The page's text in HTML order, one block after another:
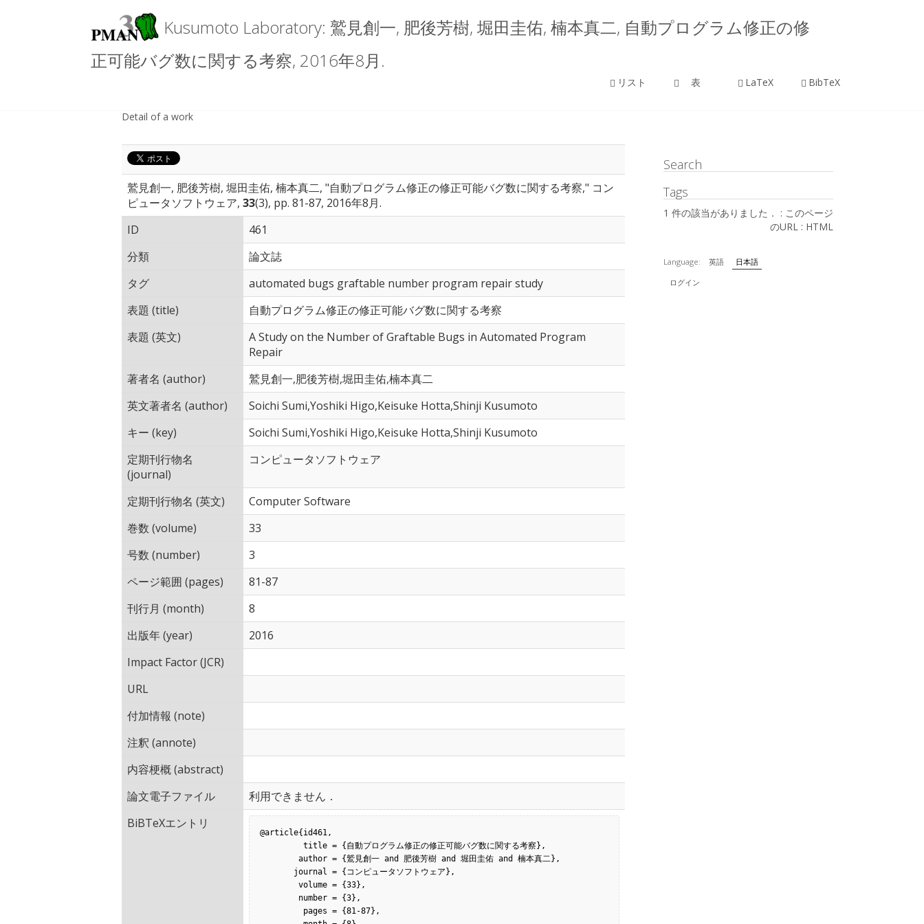
Kusumoto Laboratory: 鷲見創一, 肥後芳樹, 堀田圭佑, 楠本真二, 自動プログラム修正の修
正可能バグ数に関する考察, 2016年8月.
リスト 表 LaTeX BibTeX
Detail of a work
鷲見創一, 肥後芳樹, 堀田圭佑, 楠本真二, "自動プログラム修正の修正可能バグ数に関する考察," コン
ピュータソフトウェア, 33(3), pp. 81-87, 2016年8月.
ID
461
分類
論文誌
タグ
automated bugs graftable number program repair study
表題 (title)
自動プログラム修正の修正可能バグ数に関する考察
表題 (英文)
A Study on the Number of Graftable Bugs in Automated Program
Repair
著者名 (author)
鷲見創一,肥後芳樹,堀田圭佑,楠本真二
英文著者名 (author)
Soichi Sumi,Yoshiki Higo,Keisuke Hotta,Shinji Kusumoto
キー (key)
Soichi Sumi,Yoshiki Higo,Keisuke Hotta,Shinji Kusumoto
定期刊行物名
(journal)
コンピュータソフトウェア
定期刊行物名 (英文)
Computer Software
巻数 (volume)
33
号数 (number)
3
ページ範囲 (pages)
81-87
刊行月 (month)
8
出版年 (year)
2016
Impact Factor (JCR)
URL
付加情報 (note)
注釈 (annote)
内容梗概 (abstract)
論文電子ファイル
利用できません．
BiBTeXエントリ
@article{id461,
Search
Tags
1 件の該当がありました． : このページ
のURL : HTML
Language: 英語
日本語
ログイン